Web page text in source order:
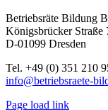
Betriebsräte Bildung
Königsbrücker Straße
D-01099 Dresden
Tel. +49 (0) 351 210
info@betriebsraete-
Page load link